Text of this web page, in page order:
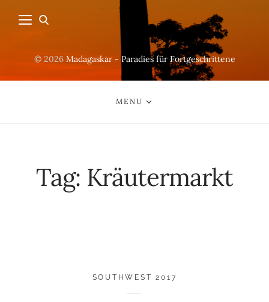
© 2026 Madagaskar - Paradies für Fortgeschrittene
MENU
Tag: Kräutermarkt
SOUTHWEST 2017